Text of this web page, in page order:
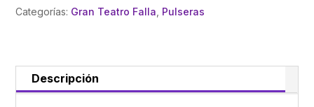
Categorías: Gran Teatro Falla Pulseras
Descripción